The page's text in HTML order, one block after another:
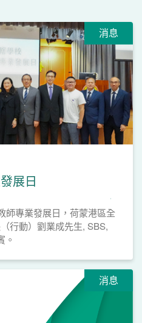
消息
展日
師專業發展日，荷蒙港區全
行動）劉業成先生, SBS,
。
消息